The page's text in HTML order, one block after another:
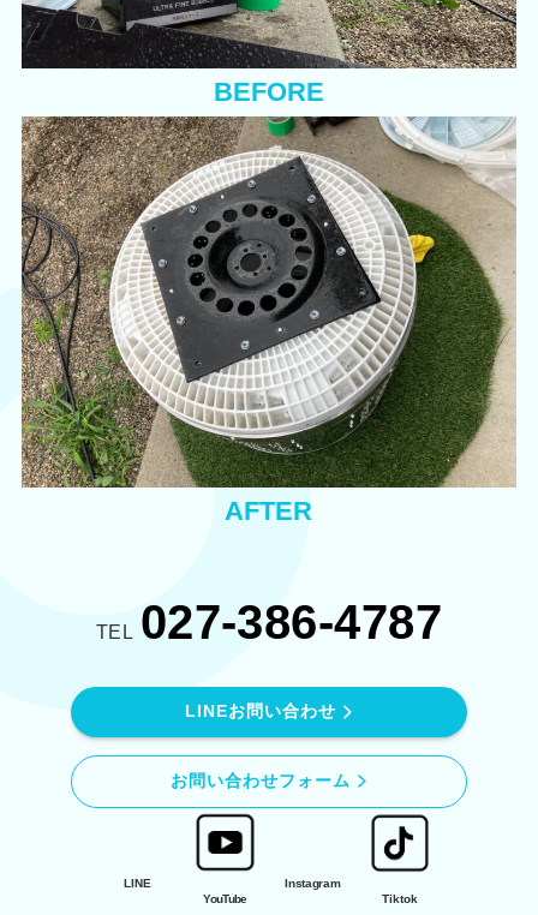
BEFORE
AFTER
TEL 027-386-4787
LINEお問い合わせ
お問い合わせフォーム
LINE
YouTube
Instagram
Tiktok